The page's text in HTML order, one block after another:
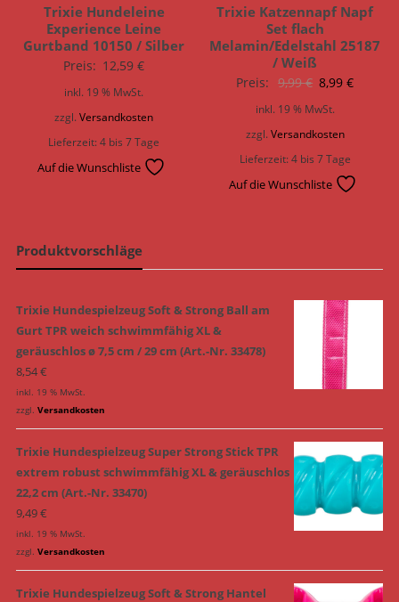
Trixie Hundeleine
Experience Leine
Gurtband 10150 / Silber
Preis: 12,59€
inkl. 19 % MwSt.
zzgl.Versandkosten
Lieferzeit:4 bis 7 Tage
Auf die Wunschliste
Trixie Katzennapf Napf
Set flach
Melamin/Edelstahl 25187
/ Weiß
Preis: 9,99€
Preis
8,99€
inkl. 19 % MwSt.
zzgl. Versandkosten
Lieferzeit:4 bis 7 Tage
Auf die Wunschliste
Produktvorschläge
Trixie Hundespielzeug Soft & Strong Ball am
Gurt TPR weich schwimmfähig XL &
geräuschlos ø 7,5 cm / 29 cm (Art.-Nr. 33478)
8,54€
inkl. 19 % MwSt.
zzgl. Versandkosten
Trixie Hundespielzeug Super Strong Stick TPR
extrem robust schwimmfähig XL & geräuschlos
22,2 cm (Art.-Nr. 33470)
9,49€
inkl. 19 % MwSt.
zzgl. Versandkosten
Trixie Hundespielzeug Soft & Strong Hantel